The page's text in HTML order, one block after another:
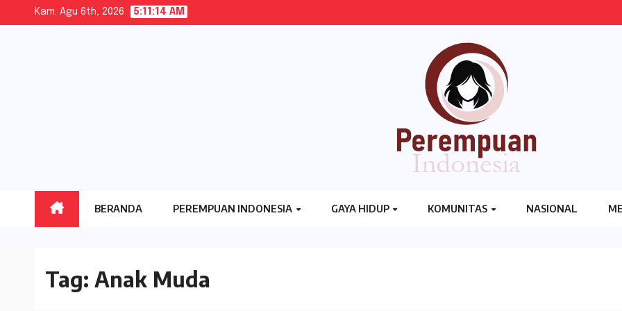
Kam. Agu 6th, 2026 5:11:15 AM
BERANDA PEREMPUAN INDONESIA GAYA HIDUP KOMUNITAS NASIONAL
Tag: Anak Muda